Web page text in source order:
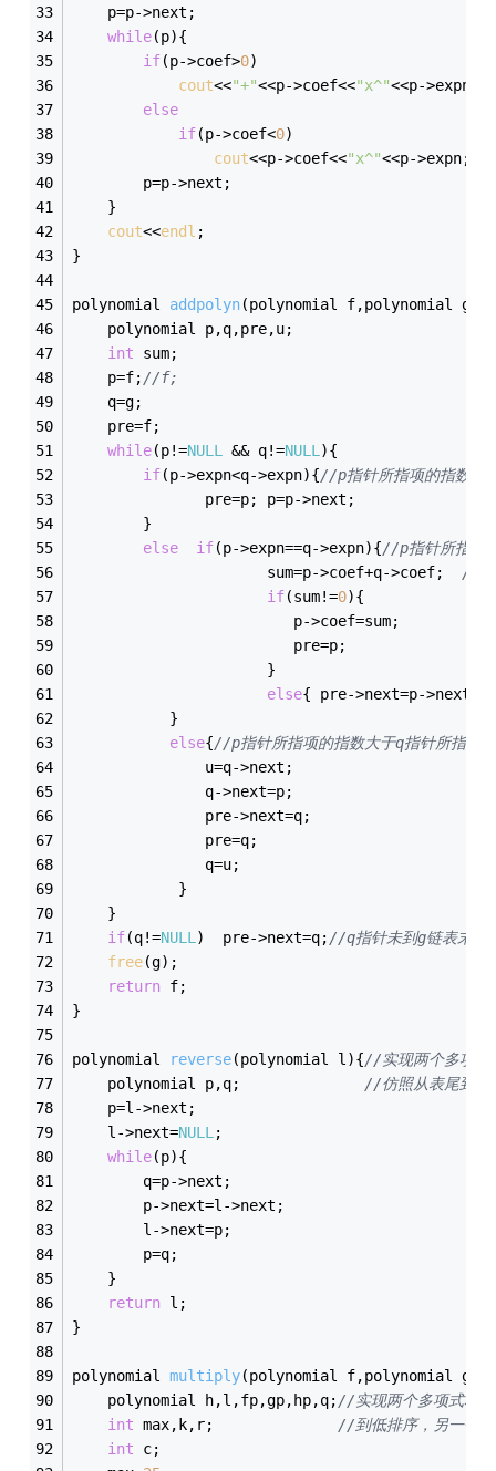
	p=p->next;
while(p){
if(p->coef>0)
cout<<"+"<<p->coef<<"x^"<<p->expn;
else
if(p->coef<0)
cout<<p->coef<<"x^"<<p->expn;
		p=p->next;
	}
cout<<endl ;
}
polynomial addpolyn(polynomial f,polynomial g)
	polynomial p,q,pre,u;
int sum;
	p=f;
//f;
	q=g;
	pre=f;
while(p!=NULL && q!=NULL ){
if(p->expn<q->expn){//p指针所指项的指数小
			   pre=p; p=p->next;
		}
else
if(p->expn==q->expn){//p指针所指项
			          sum=p->coef+q->coef;
//并
if(sum!=0){
				         p->coef=sum;
						 pre=p;
					  }
else{ pre->next=p-
		   }
else{//p指针所指项的指数大于q指针所指项
			   u=q->next;
			   q->next=p;
			   pre->next=q;
			   pre=q;
			   q=u;
			}
	}
if(q!=NULL )  pre->next=q;//q指针未到g链表末尾
free(g);
return f;
}
polynomial reverse(polynomial l){//实现两个多项式
	polynomial p,q;
//仿照从表尾到表
	p=l->next;
	l->next=
NULL ;
while(p){
		q=p->next;
		p->next=l->next;
		l->next=p;
		p=q;
	}
return l;
}
polynomial multiply(polynomial f,polynomial g)
	polynomial h,l,fp,gp,hp,q;
//实现两个多项式相
int max,k,r; //到低排序，另一个
int c;